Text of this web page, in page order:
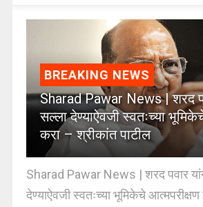
BREAKING NEWS
Sharad Pawar News | शरद
सल्ला देण्याऐवजी स्वतःच्या
करा – श्रीकांत पाटील
Sharad Pawar News | शरद पवार
देण्याऐवजी स्वतःच्या भूमिकेचे